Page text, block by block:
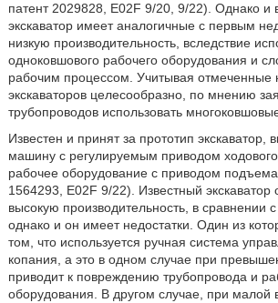
патент 2029828, E02F 9/20, 9/22). Однако и
экскаватор имеет аналогичные с первым
низкую производительность, вследствие
одноковшового рабочего оборудования и
рабочим процессом. Учитывая отмеченные
экскаваторов целесообразно, по мнению
трубопроводов использовать
Известен и принят за прототип
машину с регулируемым приводом ходового
рабочее оборудование с приводом
1564293, E02F 9/22). Известный экскаватор
высокую производительность, в сравнении
однако и он имеет недостатки. Один из
том, что используется ручная система
копания, а это в одном случае при
приводит к повреждению трубопровода и
оборудования. В другом случае, при малой